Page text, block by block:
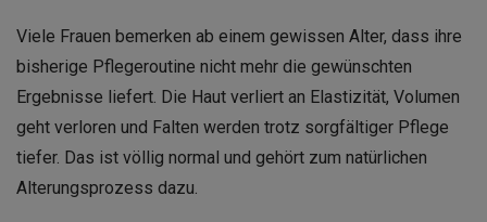
Viele Frauen bemerken ab einem gewissen Alter, dass ihre
bisherige Pflegeroutine nicht mehr die gewünschten
Ergebnisse liefert. Die Haut verliert an Elastizität, Volumen
geht verloren und Falten werden trotz sorgfältiger Pflege
tiefer. Das ist völlig normal und gehört zum natürlichen
Alterungsprozess dazu.